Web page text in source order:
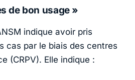
de bon usage »
indique avoir pris
cas par le biais des centres
(CRPV). Elle indique :